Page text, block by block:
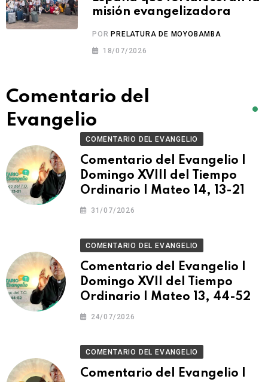
misión evangelizadora
POR PRELATURA DE MOYOBAMBA
18/07/2026
Comentario del
Evangelio
COMENTARIO DEL EVANGELIO
Comentario del Evangelio |
Domingo XVIII del Tiempo
Ordinario | Mateo 14, 13-21
31/07/2026
COMENTARIO DEL EVANGELIO
Comentario del Evangelio |
Domingo XVII del Tiempo
Ordinario | Mateo 13, 44-52
24/07/2026
COMENTARIO DEL EVANGELIO
Comentario del Evangelio |